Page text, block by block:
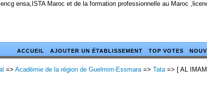
ensa,ISTA Maroc et de la formation professionnelle au Maroc
ACCUEIL AJOUTER UN ÉTABLISSEMENT TOP VOTES
=> Académie de la région de Guelmim-Essmara=> Tata=> [ AL IMAM